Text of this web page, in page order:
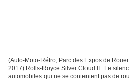
(Auto-Moto-Rétro, Parc des Expos de
2017) Rolls-Royce Silver Cloud II : Le
automobiles qui ne se contentent pas de